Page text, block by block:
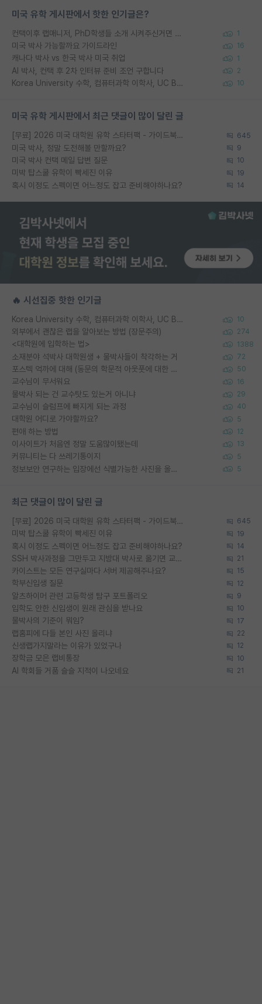
미국 유학 게시판에서 핫한 인기글은?
컨택이후 랩매니저, PhD학생들 소개 시켜주신거면 거의 컨펌에 가깝나요? 1
미국 박사 가능할까요 가이드라인 16
캐나다 박사 vs 한국 박사 미국 취업 1
AI 박사, 컨택 후 2차 인터뷰 준비 조언 구합니다 2
Korea University 수학, 컴퓨터과학 이학사, UC Berkeley 산업공학 대학원 공학박사가 되는 것은 쉽지 않겠죠? 10
미국 유학 게시판에서 최근 댓글이 많이 달린 글
[무료] 2026 미국 대학원 유학 스타터팩 - 가이드북 & 합격자 컨택메일 템플릿 645
미국 박사, 정말 도전해볼 만할까요? 9
미국 박사 컨택 메일 답변 질문 10
미박 탑스쿨 유학이 빡세진 이유 19
혹시 이정도 스펙이면 어느정도 잡고 준비해야하나요? 14
🔥 시선집중 핫한 인기글
Korea University 수학, 컴퓨터과학 이학사, UC Berkeley 산업공학 대학원 공학박사가 되는 것은 쉽지 않겠죠? 10
외부에서 괜찮은 랩을 알아보는 방법 (장문주의) 274
<대학원에 입학하는 법> 1388
소재분야 석박사 대학원생 + 물박사들이 착각하는 거 72
포스텍 억까에 대해 (동문의 학문적 아웃풋에 대한 반박) 50
교수님이 무서워요 16
물박사 되는 건 교수탓도 있는거 아니냐 29
교수님이 슬럼프에 빠지게 되는 과정 40
대학원 어디로 가야할까요? 5
편애 하는 방법 12
이사이트가 처음엔 정말 도움많이됐는데 13
커뮤니티는 다 쓰레기통이지 5
정보보안 연구하는 입장에선 식별가능한 사진을 올리는건 비추이긴함 5
최근 댓글이 많이 달린 글
[무료] 2026 미국 대학원 유학 스타터팩 - 가이드북 & 합격자 컨택메일 템플릿 645
미박 탑스쿨 유학이 빡세진 이유 19
혹시 이정도 스펙이면 어느정도 잡고 준비해야하나요? 14
SSH 박사과정을 그만두고 지방대 박사로 옮기면 교수의 꿈은 끝일까요? 21
카이스트는 모든 연구실마다 서버 제공해주나요? 15
학부신입생 질문 12
알츠하이머 관련 고등학생 탐구 포트폴리오 9
입학도 안한 신입생이 원래 관심을 받나요 10
물박사의 기준이 뭐임? 17
랩홈피에 다들 본인 사진 올리냐 22
신생랩가지말라는 이유가 있었구나 12
장학금 모은 랩비통장 10
AI 학회들 거품 슬슬 지적이 나오네요 21